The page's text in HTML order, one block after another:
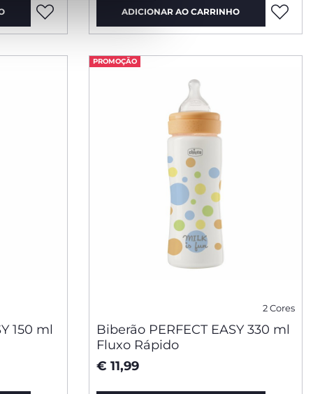
ADICIONAR AO CARRINHO
150 ml
PROMOÇÃO
2 Cores
Biberão PERFECT EASY 330 ml
Fluxo Rápido
€ 11,99